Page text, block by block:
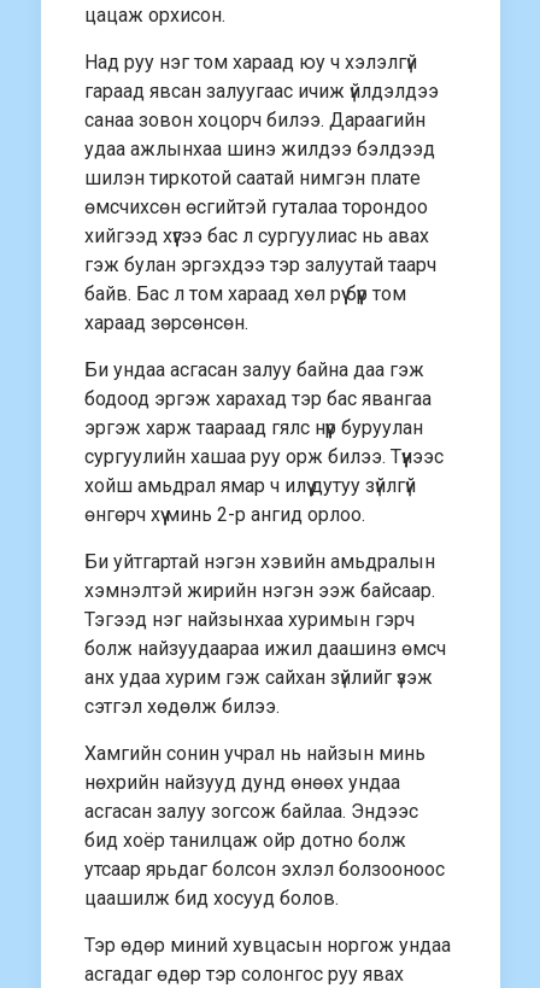
цацаж орхисон.
Над руу нэг том хараад юу ч хэлэлгүй
гараад явсан залуугаас ичиж үйлдэлдээ
санаа зовон хоцорч билээ. Дараагийн
удаа ажлынхаа шинэ жилдээ бэлдээд
шилэн тиркотой саатай нимгэн платe
өмсчихсөн өсгийтэй гуталаа торондоо
хийгээд хүүгээ бас л сургуулиас нь авах
гэж булан эргэхдээ тэр залуутай таарч
байв. Бас л том хараад хөл рүү бүүр том
хараад зөрсөнсөн.
Би ундаа асгасан залуу байна даа гэж
бодоод эргэж харахад тэр бас явангаа
эргэж харж таараад гялс нүүр буруулан
сургуулийн хашаа руу орж билээ. Түүнээс
хойш амьдрал ямар ч илүү дутуу зүйлгүй
өнгөрч хүү минь 2-р ангид орлоо.
Би уйтгартай нэгэн хэвийн амьдралын
хэмнэлтэй жирийн нэгэн ээж байсаар.
Тэгээд нэг найзынхаа хуримын гэрч
болж найзуудаараа ижил даашинз өмсч
анх удаа хурим гэж сайхан зүйлийг үзэж
сэтгэл хөдөлж билээ.
Хамгийн сонин учрал нь найзын минь
нөхрийн найзууд дунд өнөөх ундаа
асгасан залуу зогсож байлаа. Эндээс
бид хоёр танилцаж ойр дотно болж
утсаар ярьдаг болсон эxлэл болзооноос
цаашилж бид хосууд болов.
Тэр өдөр миний хувцасын норгож ундаа
асгадаг өдөр тэр солонгос руу явах